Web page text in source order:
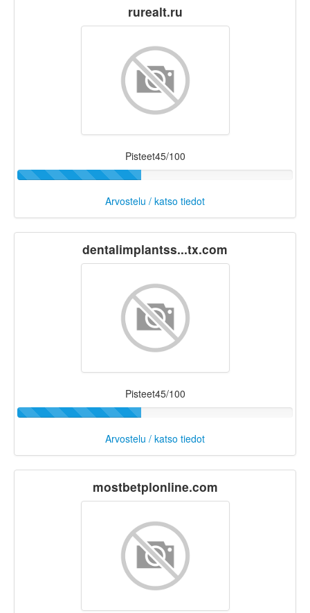
rurealt.ru
Pisteet45/100
Arvostelu / katso tiedot
dentalimplantss...tx.com
Pisteet45/100
Arvostelu / katso tiedot
mostbetplonline.com